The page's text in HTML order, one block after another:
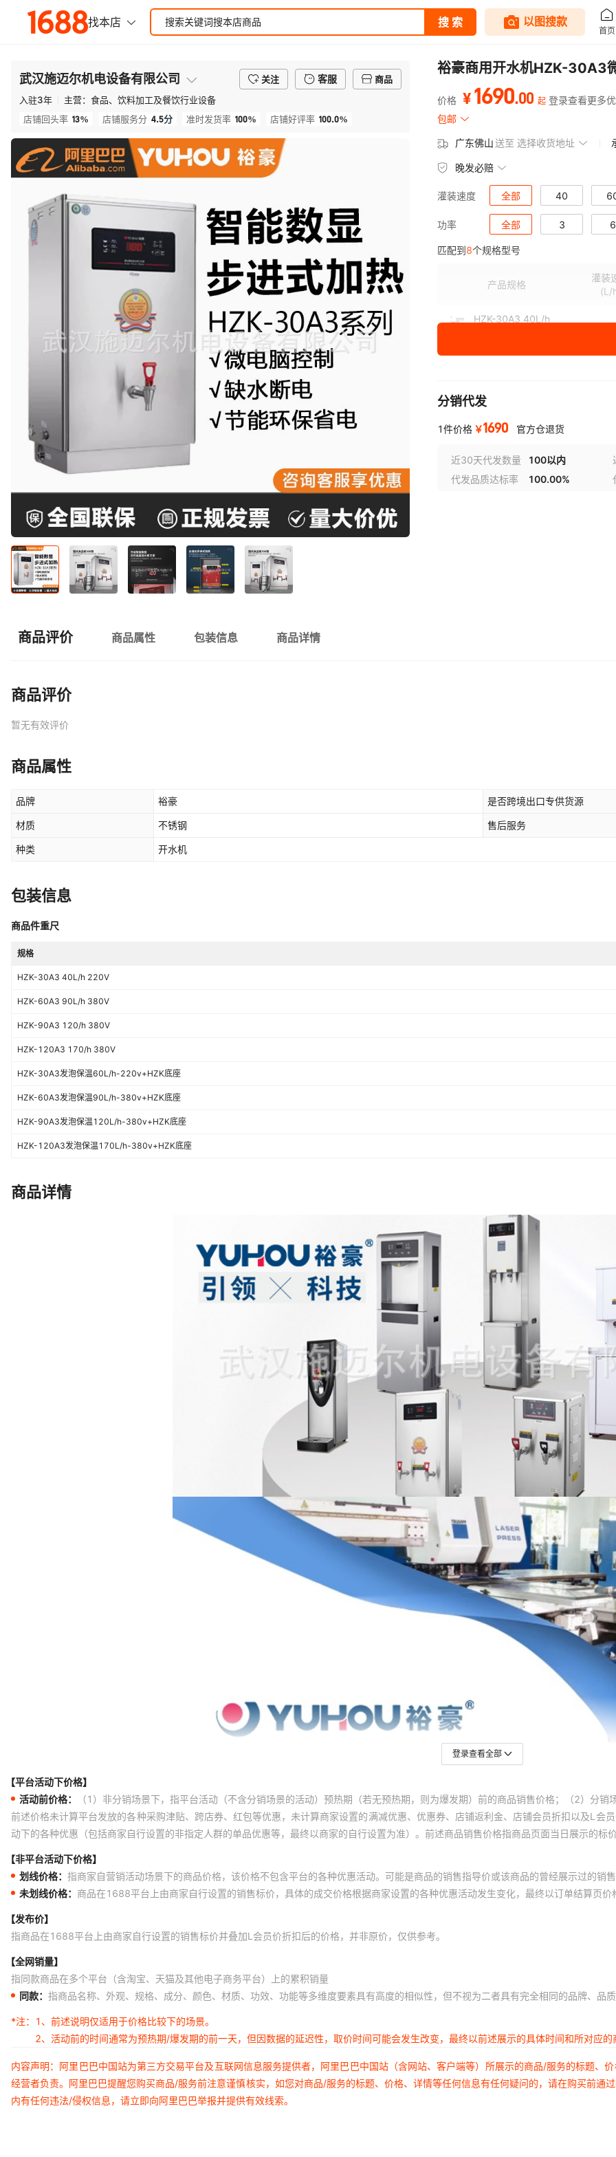
武汉施迈尔机电设备有限公司 关注 客服
商品
入驻3年 主营： 食品、饮料加工及餐饮行业设备
店铺回头率 13% 店铺服务分 4.5分 准时发货率 100% 店铺好评率 100.0%
裕豪商用开水机HZK-30A3
价格 ¥1690.00 起 登录查看更多
包邮
广东佛山送至 选择收货地址
晚发必赔
灌装速度 全部 40
功率 全部 3 6
匹配到8个规格型号
产品规格
灌装
(L/
HZK-30A3 40L/h
40
HZK-90A3 120/h
380V
HZK-30A3发泡保温
分销代发
1件价格 ￥1690 官方仓退货
近30天代发数量 100以内
代发品质达标率
100.00%
商品评价 商品属性 包装信息 商品详情
商品评价
暂无有效评价
商品属性
品牌 裕豪 是否跨境出口专供货源
材质 不锈钢 售后服务
种类 开水机
包装信息
商品件重尺
规格
HZK-30A3 40L/h 220V
HZK-60A3 90L/h 380V
HZK-90A3 120/h 380V
HZK-120A3 170/h 380V
HZK-30A3发泡保温60L/h-220v+HZK底座
HZK-60A3发泡保温90L/h-380v+HZK底座
HZK-90A3发泡保温120L/h-380v+HZK底座
HZK-120A3发泡保温170L/h-380v+HZK底座
商品详情
登录查看全部
【平台活动下价格】
活动前价格：
（1）非分销场景下，指平台活动（不含分销场景的活动）预热期（若无预热期，则为爆发期）前的商品销售价格；（2）分
前述价格未计算平台发放的各种采购津贴、跨店券、红包等优惠，未计算商家设置的满减优惠、优惠券、店铺返利金、店铺会员折扣以及L会
动下的各种优惠（包括商家自行设置的非指定人群的单品优惠等，最终以商家的自行设置为准）。前述商品销售价格指商品页面当日展示的标
【非平台活动下价格】
划线价格： 指商家自营销活动场景下的商品价格，该价格不包含平台的各种优惠活动。可能是商品的销售指导价或该商品的曾经展示过的销售
未划线价格： 商品在1688平台上由商家自行设置的销售标价，具体的成交价格根据商家设置的各种优惠活动发生变化，最终以订单结算页价
【发布价】
指商品在1688平台上由商家自行设置的销售标价并叠加L会员价折扣后的价格，并非原价，仅供参考。
【全网销量】
指同款商品在多个平台（含淘宝、天猫及其他电子商务平台）上的累积销量
同款： 指商品名称、外观、规格、成分、颜色、材质、功效、功能等多维度要素具有高度的相似性，但不视为二者具有完全相同的品牌、品质
*注：
1、前述说明仅适用于价格比较下的场景。
2、活动前的时间通常为预热期/爆发期的前一天，但因数据的延迟性，取价时间可能会发生改变，最终以前述展示的具体时间和所对应的
内容声明：阿里巴巴中国站为第三方交易平台及互联网信息服务提供者，阿里巴巴中国站（含网站、客户端等）所展示的商品/服务的标题、
经营者负责。阿里巴巴提醒您购买商品/服务前注意谨慎核实，如您对商品/服务的标题、价格、详情等任何信息有任何疑问的，请在购买前通
内有任何违法/侵权信息，请立即向阿里巴巴举报并提供有效线索。